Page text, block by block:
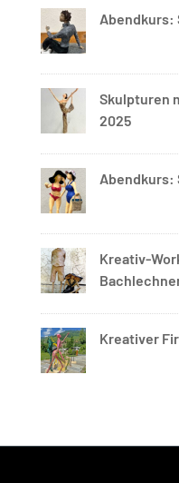
Abendkurs:
Skulpturen
2025
Abendkurs:
Kreativ-
Kreativer